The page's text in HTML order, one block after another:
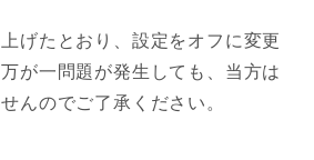
げたとおり、設定をオフに変更
が一問題が発生しても、当方は
んのでご了承ください。